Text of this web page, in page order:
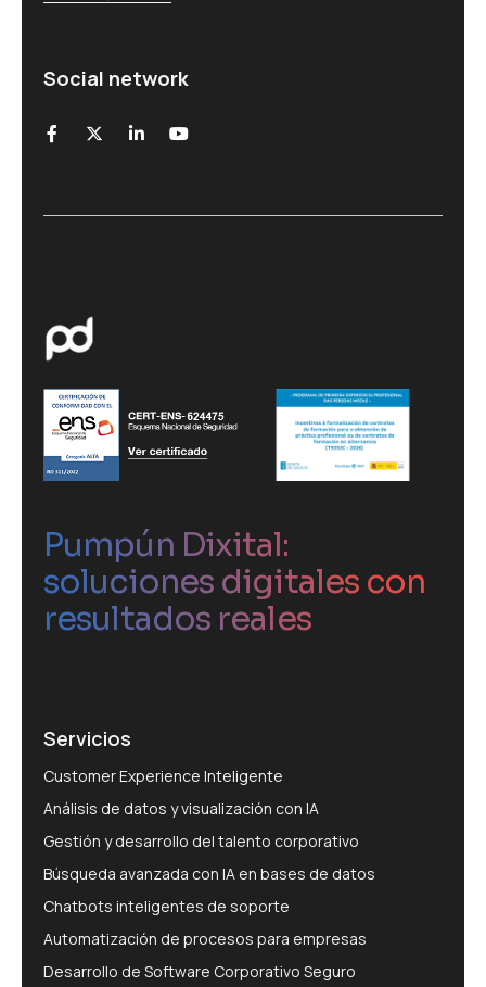
Social network
Pumpún Dixital:
soluciones digitales con
resultados reales
Servicios
Customer Experience Inteligente
Análisis de datos y visualización con IA
Gestión y desarrollo del talento corporativo
Búsqueda avanzada con IA en bases de datos
Chatbots inteligentes de soporte
Automatización de procesos para empresas
Desarrollo de Software Corporativo Seguro